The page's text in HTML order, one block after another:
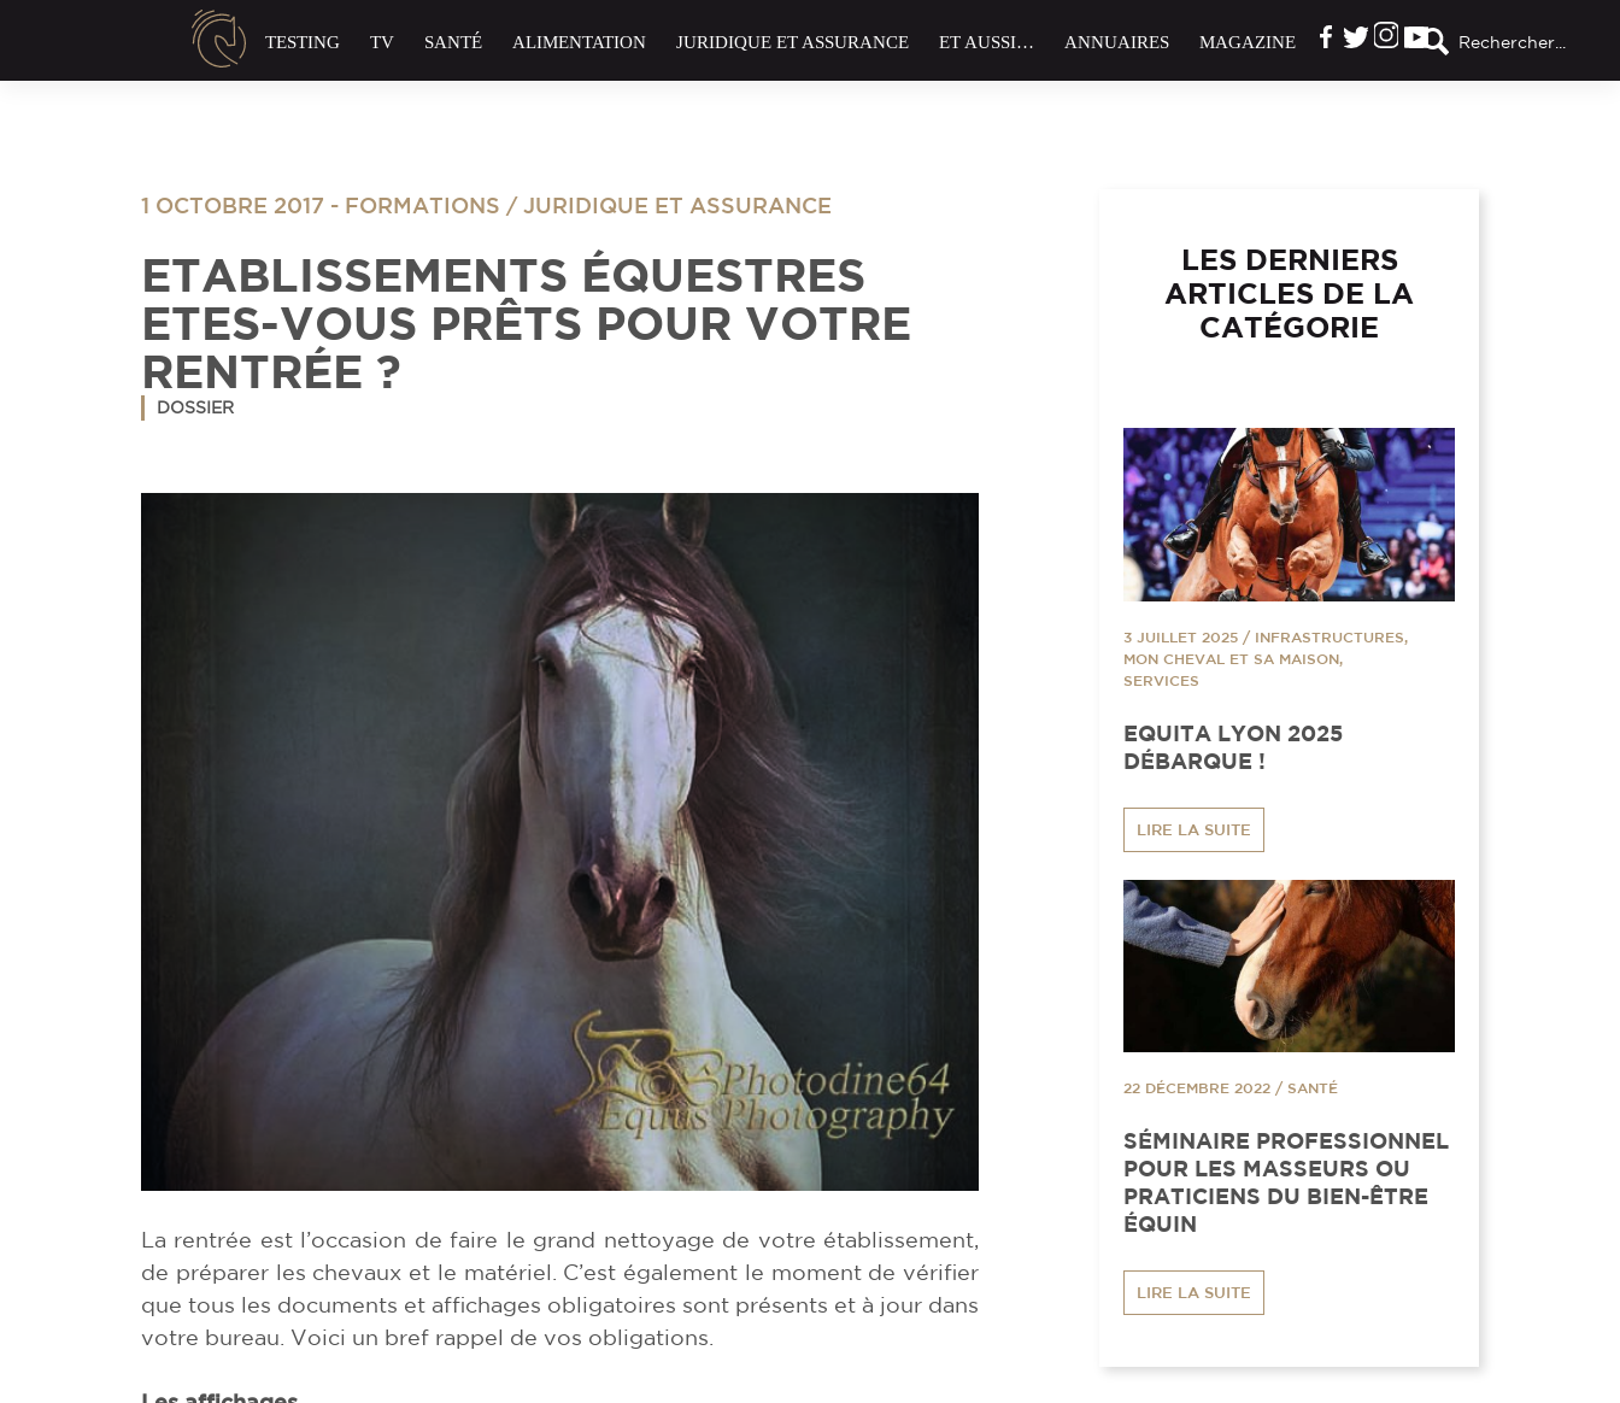
Rechercher...
TESTING TV SANTÉ ALIMENTATION JURIDIQUE ET ASSURANCE ET AUSSI… ANNUAIRES MAGAZINE
1 OCTOBRE 2017 - FORMATIONS / JURIDIQUE ET ASSURANCE
ETABLISSEMENTS ÉQUESTRES
ETES-VOUS PRÊTS POUR VOTRE
RENTRÉE ?
DOSSIER
La rentrée est l’occasion de faire le grand nettoyage de votre établissement,
de préparer les chevaux et le matériel. C’est également le moment de vérifier
que tous les documents et affichages obligatoires sont présents et à jour dans
votre bureau. Voici un bref rappel de vos obligations.
LES DERNIERS
ARTICLES DE LA
CATÉGORIE
3 JUILLET 2025 / INFRASTRUCTURES,
MON CHEVAL ET SA MAISON,
SERVICES
EQUITA LYON 2025
DÉBARQUE !
LIRE LA SUITE
22 DÉCEMBRE 2022 / SANTÉ
SÉMINAIRE PROFESSIONNEL
POUR LES MASSEURS OU
PRATICIENS DU BIEN-ÊTRE
ÉQUIN
LIRE LA SUITE
Panneau de gestion des cookies